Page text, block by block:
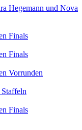
Hegemann und Nova
Finals
Finals
Vorrunden
Finals